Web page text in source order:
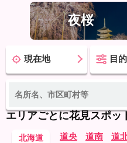
夜桜
現在地 目
エリアごとに花見スポッ
北海道 道央 道南 道